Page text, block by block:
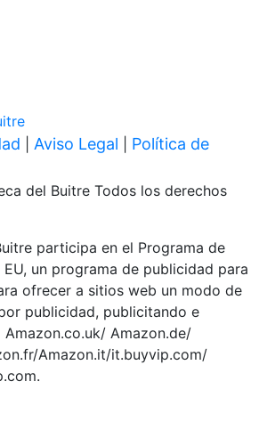
Aviso Legal
Política de
del Buitre Todos los derechos
participa en el Programa de
un programa de publicidad para
ofrecer a sitios web un modo de
publicidad, publicitando e
Amazon.co.uk/ Amazon.de/
Amazon.it/it.buyvip.com/